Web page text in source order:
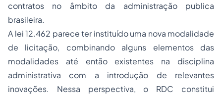
contratos no âmbito da administração publica
brasileira.
A lei 12.462 parece ter instituído uma nova modalidade
de licitação, combinando alguns elementos das
modalidades até então existentes na disciplina
administrativa com a introdução de relevantes
inovações. Nessa perspectiva, o RDC constitui